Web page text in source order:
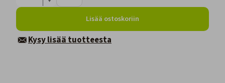
Lisää ostoskoriin
Kysy lisää tuotteesta